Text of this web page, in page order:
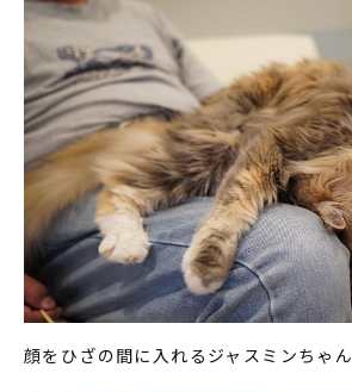
顔をひざの間に入れるジャスミンちゃん